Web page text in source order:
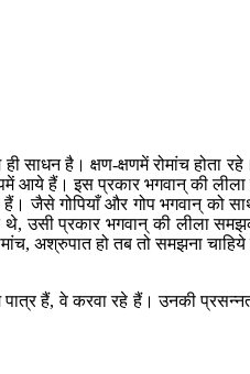
है। क्षण-क्षणमें रोमांच होता
आये हैं। इस प्रकार भगवान् की
हैं। जैसे गोपियाँ और गोप भगवान् को
उसी प्रकार भगवान् की लीला
अश्रुपात हो तब तो समझना
हैं, वे करवा रहे हैं। उनकी